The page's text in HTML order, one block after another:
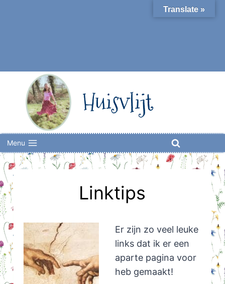
Huisvlijt
Menu
Linktips
Er zijn zo veel leuke
links dat ik er een
aparte pagina voor
heb gemaakt!
Translate »